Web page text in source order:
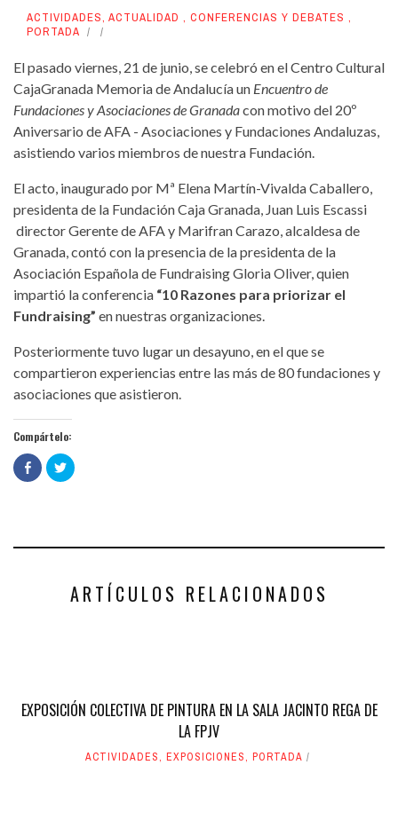
ACTIVIDADES, ACTUALIDAD , CONFERENCIAS Y DEBATES ,
PORTADA
El pasado viernes, 21 de junio, se celebró en el Centro Cultural
CajaGranada Memoria de Andalucía un Encuentro de
Fundaciones y Asociaciones deGranadacon motivo del 20º
Aniversario de AFA - Asociaciones y Fundaciones Andaluzas,
asistiendo varios miembros de nuestra Fundación.
El acto, inaugurado por Mª Elena Martín-Vivalda Caballero,
presidenta de la Fundación Caja Granada, Juan Luis Escassi
director Gerente de AFA y Marifran Carazo, alcaldesa de
Granada, contó con la presencia de la presidenta de la
Asociación Española de Fundraising Gloria Oliver, quien
impartió la conferencia “10 Razones para priorizar el
Fundraising” en nuestras organizaciones.
Posteriormente tuvo lugar un desayuno, en el que se
compartieron experiencias entre las más de 80 fundaciones y
asociaciones que asistieron.
Compártelo:
Haz
clic
para
en
Haz
clic
en
ARTÍCULOS RELACIONADOS
EXPOSICIÓN COLECTIVA DE PINTURA EN LA SALA JACINTO REGA DE
LA FPJV
ACTIVIDADES, EXPOSICIONES, PORTADA